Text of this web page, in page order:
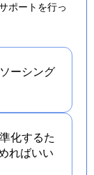
ポートを行っ
ーシング
化するた
ればいい